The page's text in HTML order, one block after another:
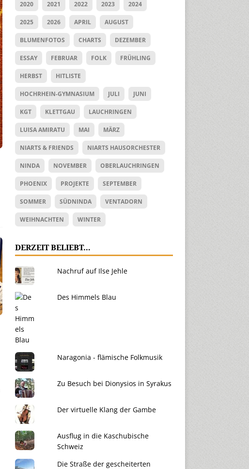
2020 2021 2022 2023 2024
2025 2026 APRIL AUGUST
BLUMENFOTOS CHARTS DEZEMBER
ESSAY FEBRUAR FOLK FRÜHLING
HERBST HITLISTE
HOCHRHEIN-GYMNASIUM JULI JUNI
KGT KLETTGAU LAUCHRINGEN
LUISA AMIRATU MAI MÄRZ
NIARTS & FRIENDS NIARTS HAUSORCHESTER
NINDA NOVEMBER OBERLAUCHRINGEN
PHOENIX PROJEKTE SEPTEMBER
SOMMER SÜDNINDA VENTADORN
WEIHNACHTEN WINTER
DERZEIT BELIEBT…
Nachruf auf Ilse Jehle
Des Himmels Blau
Naragonia - flämische Folkmusik
Zu Besuch bei Dionysios in Syrakus
Der virtuelle Klang der Gambe
Ausflug in die Kaschubische
Schweiz
Die Straße der gescheiterten